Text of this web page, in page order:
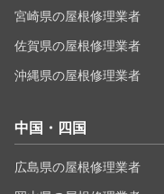
宮崎県の屋根修理業者
佐賀県の屋根修理業者
沖縄県の屋根修理業者
中国・四国
広島県の屋根修理業者